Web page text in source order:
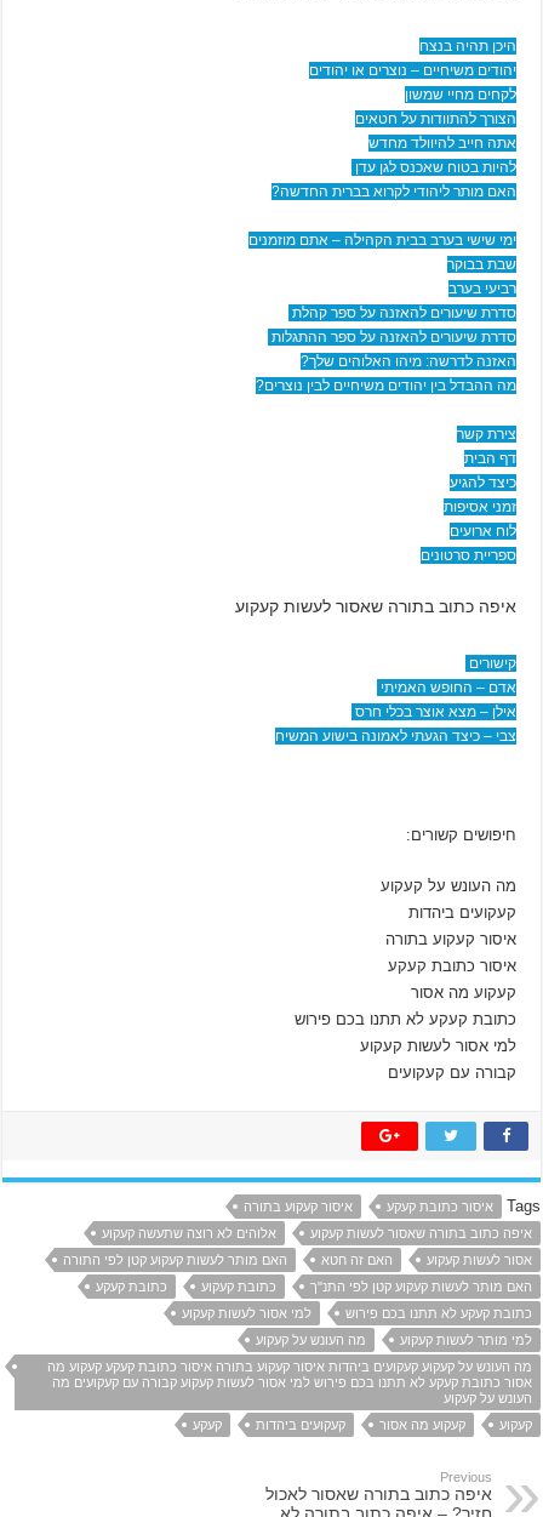
היכן תהיה בנצח
יהודים משיחיים – נוצרים או יהודים
לקחים מחיי שמשון
הצורך להתוודות על חטאים
אתה חייב להיוולד מחדש
להיות בטוח שאכנס לגן עדן
האם מותר ליהודי לקרוא בברית החדשה?
ימי שישי בערב בבית הקהילה – אתם מוזמנים
שבת בבוקר
רביעי בערב
סדרת שיעורים להאזנה על ספר קהלת
סדרת שיעורים להאזנה על ספר ההתגלות
האזנה לדרשה: מיהו האלוהים שלך?
מה ההבדל בין יהודים משיחיים לבין נוצרים?
צירת קשר
דף הבית
כיצד להגיע
זמני אסיפות
לוח ארועים
ספריית סרטונים
איפה כתוב בתורה שאסור לעשות קעקוע
קישורים
אדם – החופש האמיתי
אילן – מצא אוצר בכלי חרס
צבי – כיצד הגעתי לאמונה בישוע המשיח
חיפושים קשורים:
מה העונש על קעקוע
קעקועים ביהדות
איסור קעקוע בתורה
איסור כתובת קעקע
קעקוע מה אסור
כתובת קעקע לא תתנו בכם פירוש
למי אסור לעשות קעקוע
קבורה עם קעקועים
Tags איסור כתובת קעקע
איסור קעקוע בתורה
איפה כתוב בתורה שאסור לעשות קעקוע
אלוהים לא רוצה שתעשה קעקוע
אסור לעשות קעקוע
האם זה חטא
האם מותר לעשות קעקוע קטן לפי התורה
האם מותר לעשות קעקוע קטן לפי התנ"ך
כתובת קעקוע
כתובת קעקע
כתובת קעקע לא תתנו בכם פירוש
למי אסור לעשות קעקוע
למי מותר לעשות קעקוע
מה העונש על קעקוע
מה העונש על קעקוע קעקועים ביהדות איסור קעקוע בתורה איסור כתובת קעקע קעקוע מה
אסור כתובת קעקע לא תתנו בכם פירוש למי אסור לעשות קעקוע קבורה עם קעקועים מה
העונש על קעקוע
קעקוע
קעקוע מה אסור קעקועים ביהדות קעקע
Previous
איפה כתוב בתורה שאסור לאכול